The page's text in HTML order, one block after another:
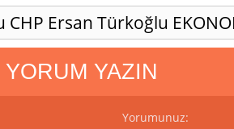
CHP Ersan Türkoğlu
YAZIN
Yorumunuz: